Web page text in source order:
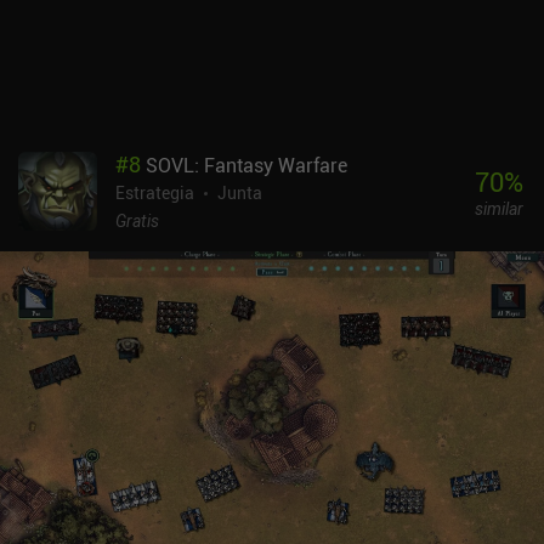
#8 SOVL: Fantasy Warfare
Estrategia
Junta
Gratis
70%
similar